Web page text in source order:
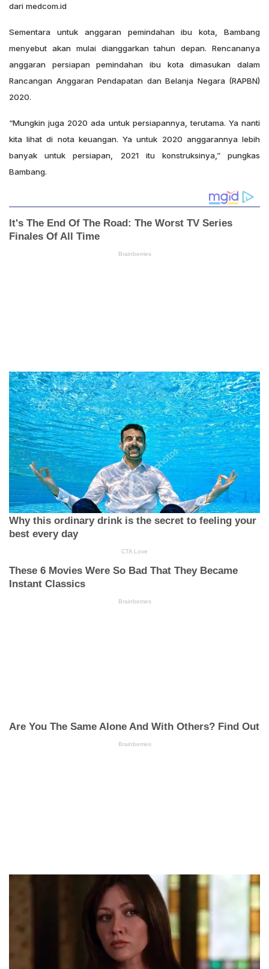
dari medcom.id
Sementara untuk anggaran pemindahan ibu kota, Bambang
menyebut akan mulai dianggarkan tahun depan. Rencananya
anggaran persiapan pemindahan ibu kota dimasukan dalam
Rancangan Anggaran Pendapatan dan Belanja Negara (RAPBN)
2020.
“Mungkin juga 2020 ada untuk persiapannya, terutama. Ya nanti
kita lihat di nota keuangan. Ya untuk 2020 anggarannya lebih
banyak untuk persiapan, 2021 itu konstruksinya,” pungkas
Bambang.